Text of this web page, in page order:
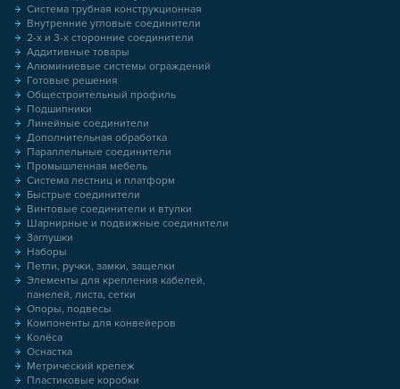
Система трубная конструкционная
Внутренние угловые соединители
2-х и 3-х сторонние соединители
Аддитивные товары
Алюминиевые системы ограждений
Готовые решения
Общестроительный профиль
Подшипники
Линейные соединители
Дополнительная обработка
Параллельные соединители
Промышленная мебель
Система лестниц и платформ
Быстрые соединители
Винтовые соединители и втулки
Шарнирные и подвижные соединители
Заглушки
Наборы
Петли, ручки, замки, защелки
Элементы для крепления кабелей,
панелей, листа, сетки
Опоры, подвесы
Компоненты для конвейеров
Колёса
Оснастка
Метрический крепеж
Пластиковые коробки